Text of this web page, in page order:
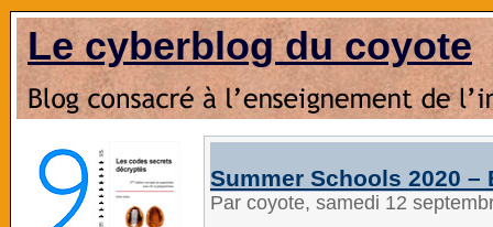
Le cyberblog du coyote
Summer Schools 2020 –
Par coyote, samedi 12